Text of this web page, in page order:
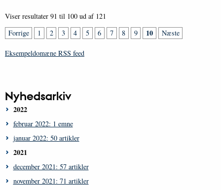
Viser resultater 91 til 100 ud af 121
Forrige
1 2 3 4 5 6 7 8 9 10 Næste
Eksempeldomæne RSS feed
Nyhedsarkiv
2022
februar 2022: 1 emne
januar 2022: 50 artikler
2021
december 2021: 57 artikler
november 2021: 71 artikler